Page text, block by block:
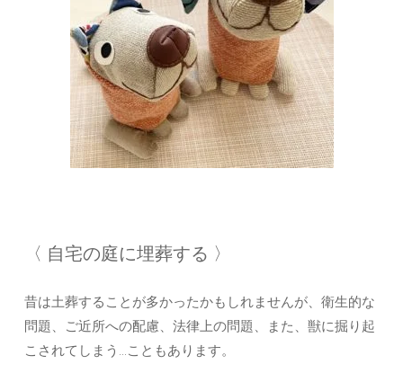
〈 自宅の庭に埋葬する 〉
昔は土葬することが多かったかもしれませんが、衛生的な
問題、ご近所への配慮、法律上の問題、また、獣に掘り起
こされてしまう…こともあります。